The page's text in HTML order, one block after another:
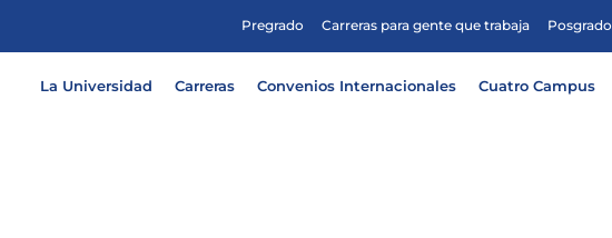
Pregrado Carreras para gente que trabaja Posgrado
La Universidad Carreras Convenios Internacionales Cuatro Campus